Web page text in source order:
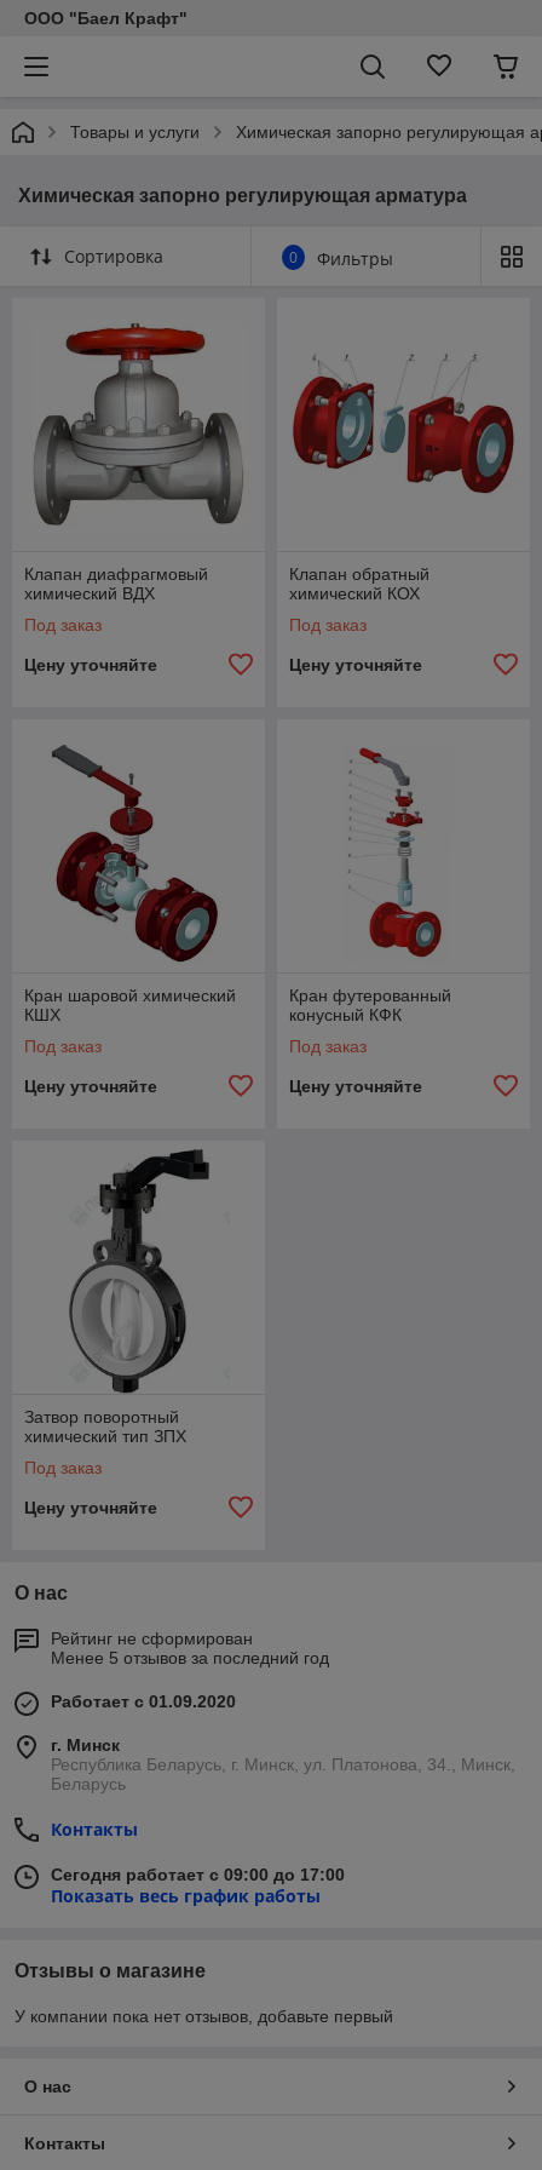
ООО "Баел Крафт"
Товары и услуги Химическая запорно регулирующая
Химическая запорно регулирующая арматура
Сортировка 0 Фильтры
Клапан диафрагмовый
химический ВДХ
Под заказ
Цену уточняйте
Клапан обратный
химический КОХ
Под заказ
Цену уточняйте
Кран шаровой химический
КШХ
Под заказ
Цену уточняйте
Кран футерованный
конусный КФК
Под заказ
Цену уточняйте
Затвор поворотный
химический тип ЗПХ
Под заказ
Цену уточняйте
О нас
Рейтинг не сформирован
Менее 5 отзывов за последний год
Работает с 01.09.2020
г. Минск
Республика Беларусь, г. Минск, ул. Платонова, 34., Минск,
Беларусь
Контакты
Сегодня работает с 09:00 до 17:00
Показать весь график работы
Отзывы о магазине
У компании пока нет отзывов, добавьте первый
О нас
Контакты